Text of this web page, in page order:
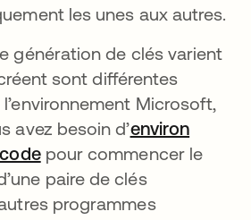
les unes aux autres.
génération de clés varient
sont différentes
Microsoft,
avez besoin d’environ
s’ouvre dans un nouvel
pour commencer le
paire de clés
programmes